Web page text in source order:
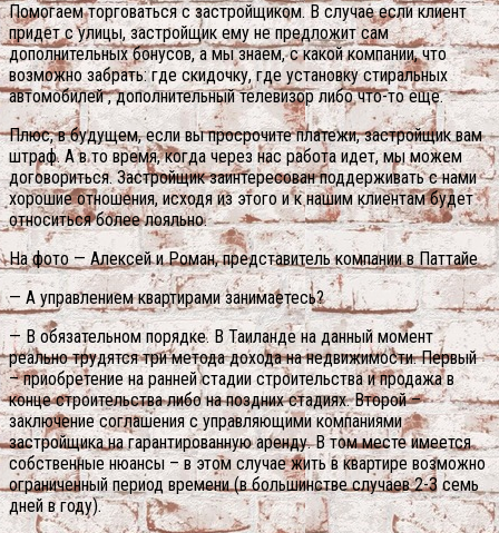
Помогаем торговаться с застройщиком. В случае если клиент
придет с улицы, застройщик ему не предложит сам
дополнительных бонусов, а мы знаем, с какой компании, что
возможно забрать: где скидочку, где установку стиральных
автомобилей , дополнительный телевизор либо что-то еще.
Плюс, в будущем, если вы просрочите платежи, застройщик вам
штраф. А в то время, когда через нас работа идет, мы можем
договориться. Застройщик заинтересован поддерживать с нами
хорошие отношения, исходя из этого и к нашим клиентам будет
относиться более лояльно.
На фото — Алексей и Роман, представитель компании в Паттайе
— А управлением квартирами занимаетесь?
— В обязательном порядке. В Таиланде на данный момент
реально трудятся три метода дохода на недвижимости. Первый
– приобретение на ранней стадии строительства и продажа в
конце строительства либо на поздних стадиях. Второй –
заключение соглашения с управляющими компаниями
застройщика на гарантированную аренду. В том месте имеется
собственные нюансы – в этом случае жить в квартире возможно
ограниченный период времени (в большинстве случаев 2-3 семь
дней в году).